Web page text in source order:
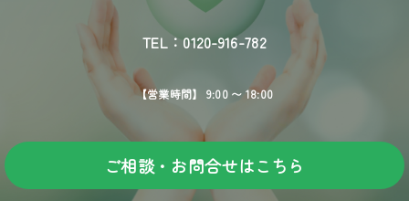
TEL：0120-916-782
【営業時間】 9:00 〜 18:00
ご相談・お問合せはこちら